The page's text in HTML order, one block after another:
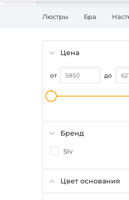
Люстры Бра
Цена
от до
Бренд
Slv
Цвет основания